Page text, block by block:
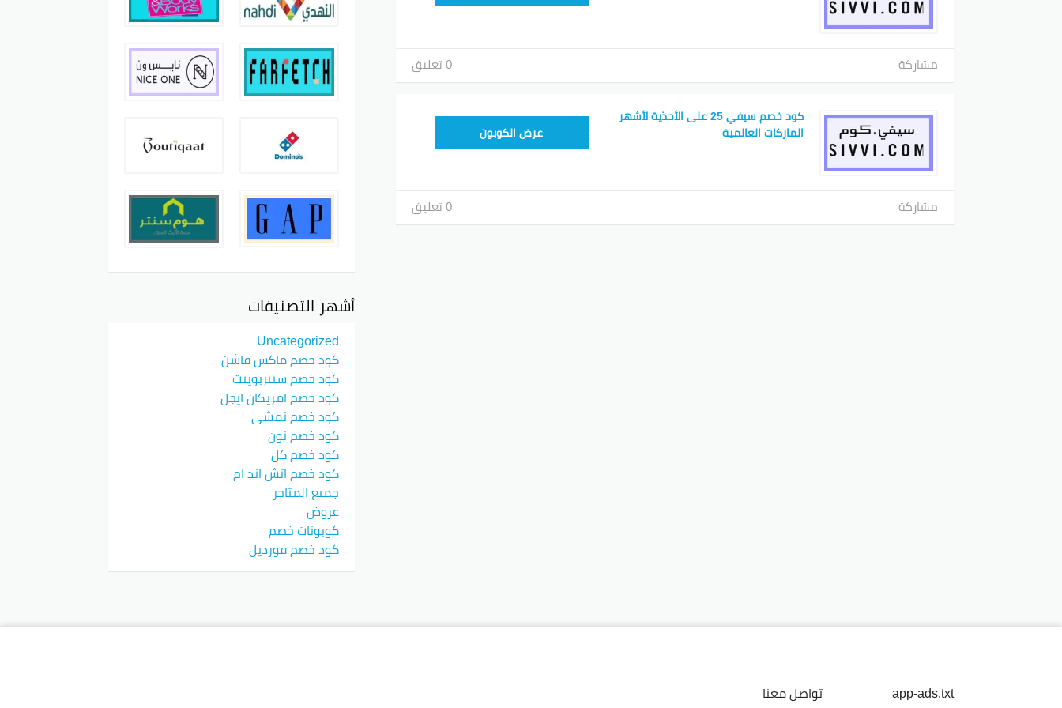
مشاركة 0 تعليق
كود خصم سيفي 25 على الأحذية لأشهر
الماركات العالمية
PTR118عرض الكوبون
مشاركة 0 تعليق
أشهر التصنيفات
Uncategorized
كود خصم ماكس فاشن
كود خصم سنتربوينت
كود خصم امريكان ايجل
كود خصم نمشي
كود خصم نون
كود خصم كل
كود خصم اتش اند ام
جميع المتاجر
عروض
كوبونات خصم
كود خصم فورديل
app-ads.txt
تواصل معنا